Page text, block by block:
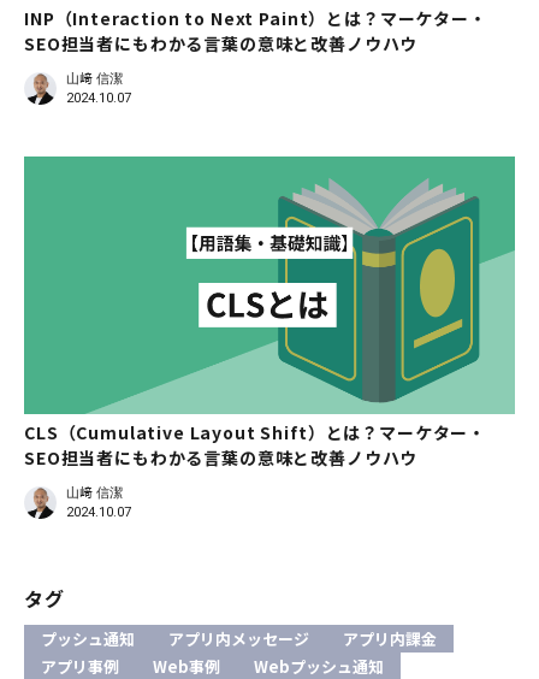
INP（Interaction to Next Paint）とは？マーケター・
SEO担当者にもわかる言葉の意味と改善ノウハウ
山﨑 信潔
2024.10.07
CLS（Cumulative Layout Shift）とは？マーケター・
SEO担当者にもわかる言葉の意味と改善ノウハウ
山﨑 信潔
2024.10.07
タグ
プッシュ通知 アプリ内メッセージ
アプリ内課金
アプリ事例
Web事例
Webプッシュ通知